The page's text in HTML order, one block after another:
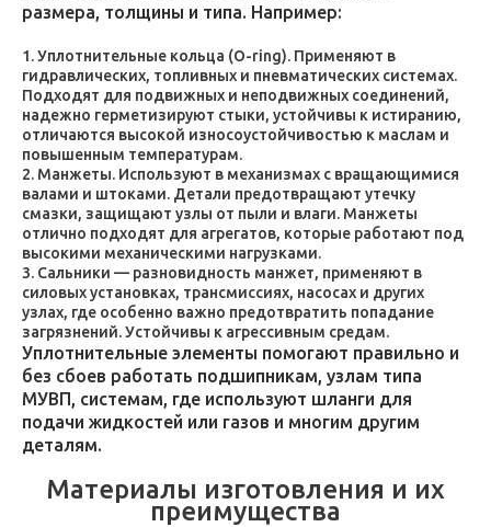
размера, толщины и типа. Например:
Уплотнительные кольца (O-ring). Применяют в
гидравлических, топливных и пневматических системах.
Подходят для подвижных и неподвижных соединений,
надежно герметизируют стыки, устойчивы к истиранию,
отличаются высокой износоустойчивостью к маслам и
повышенным температурам.
Манжеты. Используют в механизмах с вращающимися
валами и штоками. Детали предотвращают утечку
смазки, защищают узлы от пыли и влаги. Манжеты
отлично подходят для агрегатов, которые работают под
высокими механическими нагрузками.
Сальники — разновидность манжет, применяют в
силовых установках, трансмиссиях, насосах и других
узлах, где особенно важно предотвратить попадание
загрязнений. Устойчивы к агрессивным средам.
Уплотнительные элементы помогают правильно и
без сбоев работать подшипникам, узлам типа
МУВП, системам, где используют шланги для
подачи жидкостей или газов и многим другим
деталям.
Материалы изготовления и их
преимущества